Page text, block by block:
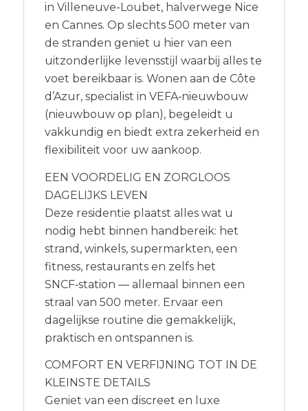
in Villeneuve-Loubet, halverwege Nice
en Cannes. Op slechts 500 meter van
de stranden geniet u hier van een
uitzonderlijke levensstijl waarbij alles te
voet bereikbaar is. Wonen aan de Côte
d’Azur, specialist in VEFA‑nieuwbouw
(nieuwbouw op plan), begeleidt u
vakkundig en biedt extra zekerheid en
flexibiliteit voor uw aankoop.
EEN VOORDELIG EN ZORGLOOS
DAGELIJKS LEVEN
Deze residentie plaatst alles wat u
nodig hebt binnen handbereik: het
strand, winkels, supermarkten, een
fitness, restaurants en zelfs het
SNCF‑station — allemaal binnen een
straal van 500 meter. Ervaar een
dagelijkse routine die gemakkelijk,
praktisch en ontspannen is.
COMFORT EN VERFIJNING TOT IN DE
KLEINSTE DETAILS
Geniet van een discreet en luxe